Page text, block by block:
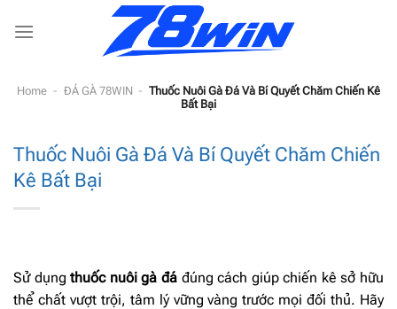
qua
Home - ĐÁ GÀ 78WIN - Thuốc Nuôi Gà Đá Và Bí Quyết Chăm Chiến Kê
Bất Bại
Thuốc Nuôi Gà Đá Và Bí Quyết Chăm Chiến
Kê Bất Bại
Sử dụngthuốc nuôi gà đáđúng cách giúp chiến kê sở hữu
thể chất vượt trội, tâm lý vững vàng trước mọi đối thủ. Hãy